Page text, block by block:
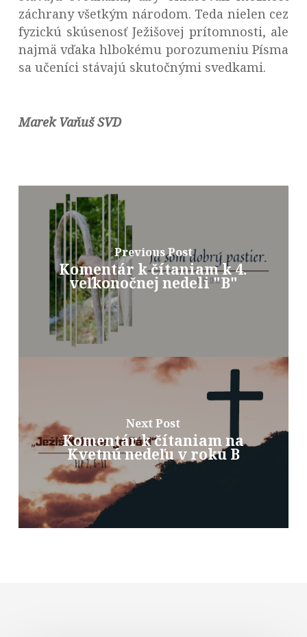
záchrany všetkým národom. Teda nielen cez
fyzickú skúsenosť Ježišovej prítomnosti, ale
najmä vďaka hlbokému porozumeniu Písma
sa učeníci stávajú skutočnými svedkami.
Marek Vaňuš SVD
Previous Post
Komentár k čítaniam k 4.
veľkonočnej nedeli "B"
Next Post
Komentár k čítaniam na
Kvetnú nedeľu v roku B